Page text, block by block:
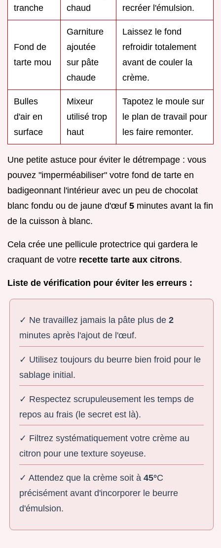
tranche
chaud
recréer l'émulsion.
Fond de
tarte mou
Garniture
ajoutée
sur pâte
chaude
Laissez le fond
refroidir totalement
avant de couler la
crème.
Bulles
d'air en
surface
Mixeur
utilisé trop
haut
Tapotez le moule sur
le plan de travail pour
les faire remonter.
Une petite astuce pour éviter le détrempage : vous
pouvez "imperméabiliser" votre fond de tarte en
badigeonnant l'intérieur avec un peu de chocolat
blanc fondu ou de jaune d'œuf 5 minutes avant la fin
de la cuisson à blanc.
Cela crée une pellicule protectrice qui gardera le
craquant de votre recette tarte aux citrons.
Liste de vérification pour éviter les erreurs :
✓ Ne travaillez jamais la pâte plus de2
minutes après l'ajout de l'œuf.
✓ Utilisez toujours du beurre bien froid pour le
sablage initial.
✓ Respectez scrupuleusement les temps de
repos au frais (le secret est là).
✓ Filtrez systématiquement votre crème au
citron pour une texture soyeuse.
✓ Attendez que la crème soit à45°C
précisément avant d'incorporer le beurre
d'émulsion.